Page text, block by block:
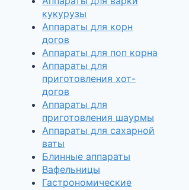
кукурузы
Аппараты для корн
догов
Аппараты для поп корна
Аппараты для
приготовления хот-
догов
Аппараты для
приготовления шаурмы
Аппараты для сахарной
ваты
Блинные аппараты
Вафельницы
Гастрономические